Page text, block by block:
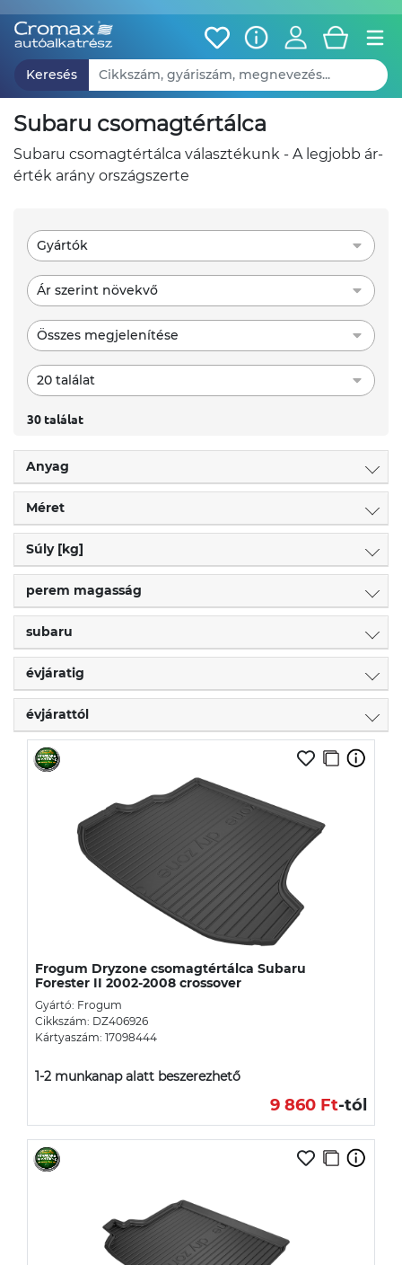
Keresés
subaru csomagtértálca
subaru csomagtértálca választékunk - A legjobb ár-
érték arány országszerte
Gyártók
Ár szerint növekvő
Összes megjelenítése
20 találat
30 találat
Anyag
Méret
Súly [kg]
perem magasság
subaru
évjáratig
évjárattól
Frogum Dryzone csomagtértálca Subaru
Forester II 2002-2008 crossover
Gyártó: Frogum
Cikkszám: DZ406926
Kártyaszám: 17098444
1-2 munkanap alatt beszerezhető
9 860 Ft-tól